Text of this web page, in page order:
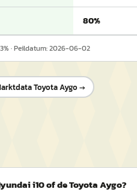
80%
3% · Peildatum:2026-06-02
Toyota Aygo→
i10 of de Toyota Aygo?